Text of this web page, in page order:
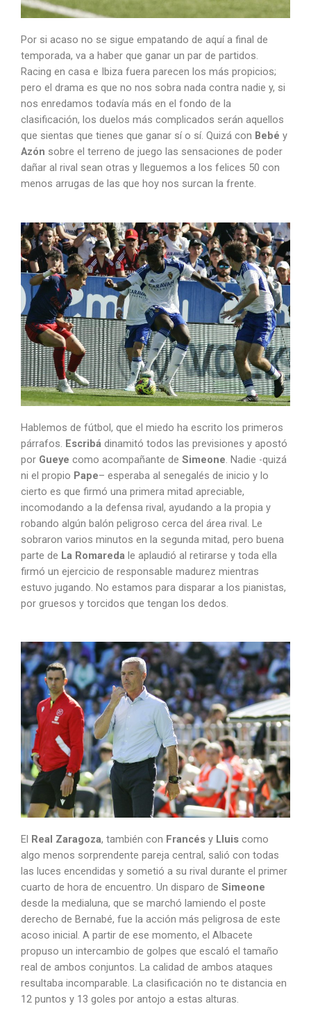
Por si acaso no se sigue empatando de aquí a final de
temporada, va a haber que ganar un par de partidos.
Racing en casa e Ibiza fuera parecen los más propicios;
pero el drama es que no nos sobra nada contra nadie y, si
nos enredamos todavía más en el fondo de la
clasificación, los duelos más complicados serán aquellos
que sientas que tienes que ganar sí o sí. Quizá con Bebé y
Azón sobre el terreno de juego las sensaciones de poder
dañar al rival sean otras y lleguemos a los felices 50 con
menos arrugas de las que hoy nos surcan la frente.
Hablemos de fútbol, que el miedo ha escrito los primeros
párrafos. Escribá dinamitó todos las previsiones y apostó
por Gueye como acompañante de Simeone. Nadie -quizá
ni el propio Pape– esperaba al senegalés de inicio y lo
cierto es que firmó una primera mitad apreciable,
incomodando a la defensa rival, ayudando a la propia y
robando algún balón peligroso cerca del área rival. Le
sobraron varios minutos en la segunda mitad, pero buena
parte de La Romareda le aplaudió al retirarse y toda ella
firmó un ejercicio de responsable madurez mientras
estuvo jugando. No estamos para disparar a los pianistas,
por gruesos y torcidos que tengan los dedos.
El Real Zaragoza, también con Francés y Lluis como
algo menos sorprendente pareja central, salió con todas
las luces encendidas y sometió a su rival durante el primer
cuarto de hora de encuentro. Un disparo de Simeone
desde la medialuna, que se marchó lamiendo el poste
derecho de Bernabé, fue la acción más peligrosa de este
acoso inicial. A partir de ese momento, el Albacete
propuso un intercambio de golpes que escaló el tamaño
real de ambos conjuntos. La calidad de ambos ataques
resultaba incomparable. La clasificación no te distancia en
12 puntos y 13 goles por antojo a estas alturas.